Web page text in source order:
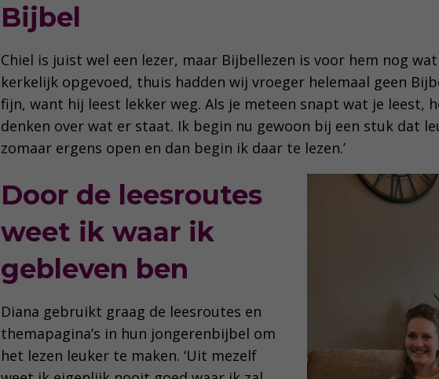
Bijbel
Chiel is juist wel een lezer, maar Bijbellezen is voor hem nog
kerkelijk opgevoed, thuis hadden wij vroeger helemaal geen
fijn, want hij leest lekker weg. Als je meteen snapt wat je leest,
denken over wat er staat. Ik begin nu gewoon bij een stuk dat
zomaar ergens open en dan begin ik daar te lezen.’
Door de leesroutes
weet ik waar ik
gebleven ben
Diana gebruikt graag de leesroutes en
themapagina’s in hun jongerenbijbel om
het lezen leuker te maken. ‘Uit mezelf